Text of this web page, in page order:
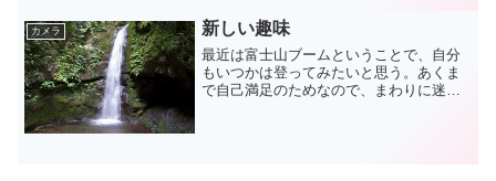
カメラ 新しい趣味
最近は富士山ブームということで、自分
もいつかは登ってみたいと思う。あくま
で自己満足のためなので、まわりに迷惑